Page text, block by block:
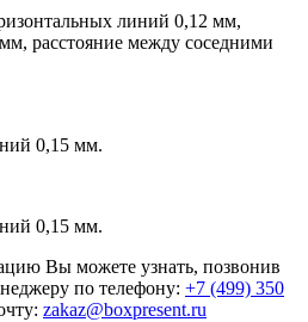
линий 0,12 мм,
расстояние между соседними
0,15 мм.
0,15 мм.
Вы можете узнать, позвонив
по телефону: +7 (499) 350
zakaz@boxpresent.ru